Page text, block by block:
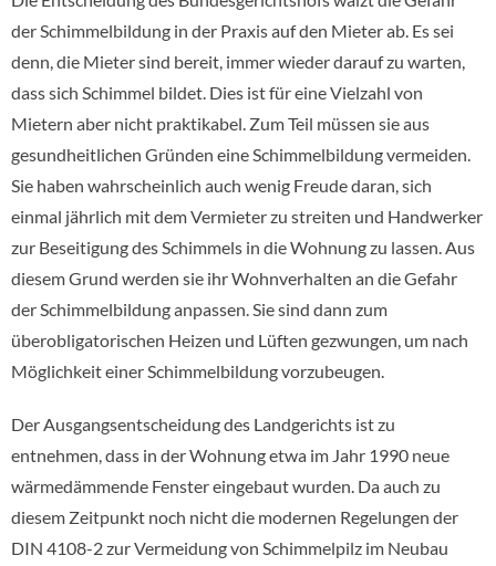
der Schimmelbildung in der Praxis auf den Mieter ab. Es sei
denn, die Mieter sind bereit, immer wieder darauf zu warten,
dass sich Schimmel bildet. Dies ist für eine Vielzahl von
Mietern aber nicht praktikabel. Zum Teil müssen sie aus
gesundheitlichen Gründen eine Schimmelbildung vermeiden.
Sie haben wahrscheinlich auch wenig Freude daran, sich
einmal jährlich mit dem Vermieter zu streiten und Handwerker
zur Beseitigung des Schimmels in die Wohnung zu lassen. Aus
diesem Grund werden sie ihr Wohnverhalten an die Gefahr
der Schimmelbildung anpassen. Sie sind dann zum
überobligatorischen Heizen und Lüften gezwungen, um nach
Möglichkeit einer Schimmelbildung vorzubeugen.
Der Ausgangsentscheidung des Landgerichts ist zu
entnehmen, dass in der Wohnung etwa im Jahr 1990 neue
wärmedämmende Fenster eingebaut wurden. Da auch zu
diesem Zeitpunkt noch nicht die modernen Regelungen der
DIN 4108-2 zur Vermeidung von Schimmelpilz im Neubau